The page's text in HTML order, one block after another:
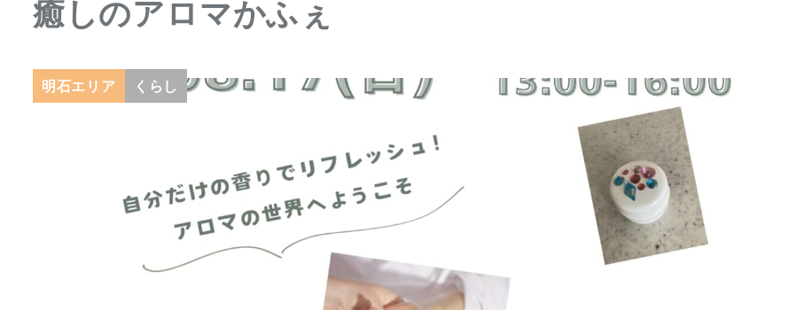
癒しのアロマかふぇ
明石エリア くらし